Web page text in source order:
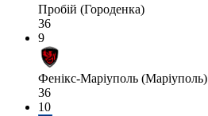
Пробій (Городенка)
36
9
Фенікс-Маріуполь (Маріуполь)
36
10